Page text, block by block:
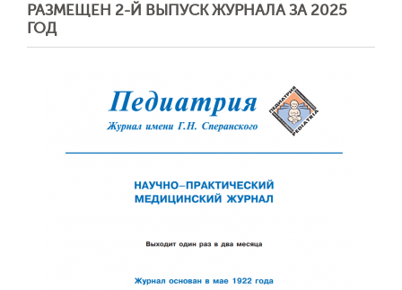
РАЗМЕЩЕН 2-Й ВЫПУСК ЖУРНАЛА ЗА 2025
ГОД